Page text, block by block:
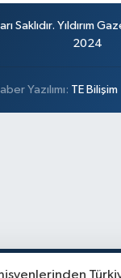
Saklıdır. Yıldırım
2024
Yazılımı: TE Bilişim